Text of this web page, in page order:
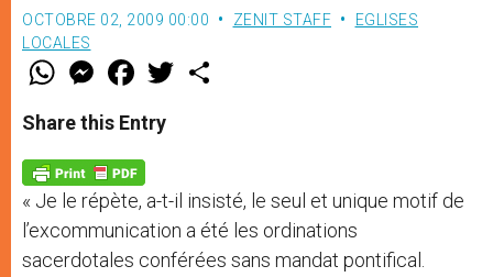
OCTOBRE 02, 2009 00:00 ZENIT STAFF
EGLISES
LOCALES
W
t
s
p
p
M
e
s
e
g
e
r
F
a
e
b
o
k
w
Share this Entry
« Je le répète, a-t-il insisté, le seul et unique motif de
l’excommunication a été les ordinations
sacerdotales conférées sans mandat pontifical.